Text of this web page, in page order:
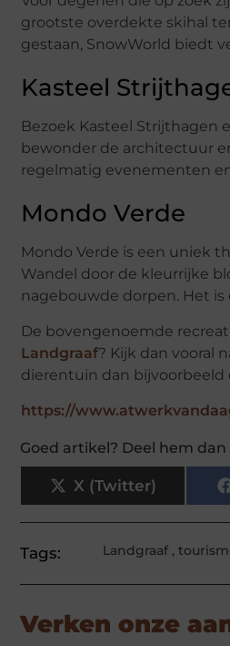
grootste overdekte skihal
gestaan, SnowWorld biedt
Kasteel
Bezoek Kasteel Strijthagen
bewonder de architectuur
regelmatig evenementen
Mondo Verde
Mondo Verde is een uniek
Wandel door de kleurrijke
nagebouwde dorpen. Het
De bovengenoemde
Landgraaf? Kijk dan vooral
dierentuin dan bijvoorbeeld
https://
Goed artikel? Deel hem dan
X (Twitter)
Tags: Landgraaf ,
Verken onze